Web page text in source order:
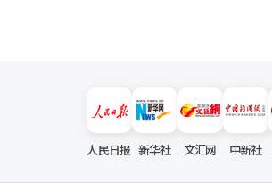
人民日报 新华社 文汇网 中新社